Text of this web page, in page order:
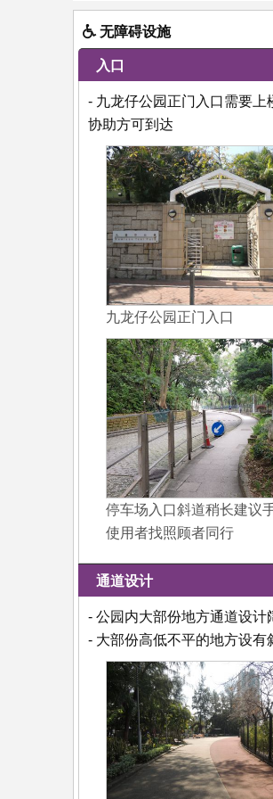
无障碍设施
入口
- 九龙仔公园正门入口需要
协助方可到达
九龙仔公园正门入口
停车场入口斜道稍长建议
使用者找照顾者同行
通道设计
- 公园内大部份地方通道设计
- 大部份高低不平的地方设